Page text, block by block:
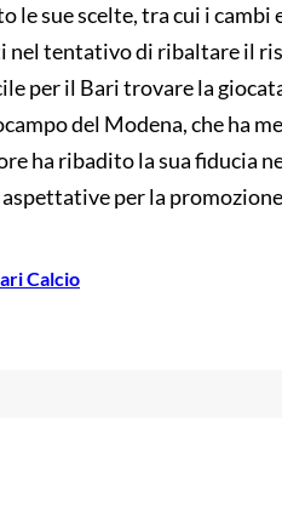
le sue scelte, tra cui i
nel tentativo di ribaltare il
per il Bari trovare la
del Modena, che ha
ha ribadito la sua fiducia
per la
Calcio